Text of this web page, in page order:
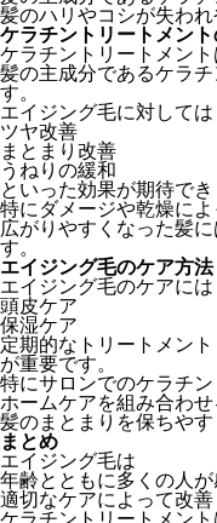
髪のハリやコシが失われ
ケラチントリートメン
ケラチントリートメント
髪の主成分であるケラ
す。
エイジング毛に対しては
ツヤ改善
まとまり改善
うねりの緩和
といった効果が期待でき
特にダメージや乾燥によ
広がりやすくなった髪
す。
エイジング毛のケア方法
エイジング毛のケアには
頭皮ケア
保湿ケア
定期的なトリートメント
が重要です。
特にサロンでのケラチ
ホームケアを組み合わせ
髪のまとまりを保ちやす
まとめ
エイジング毛は
年齢とともに多くの人が
適切なケアによって改善
ケラチントリートメント